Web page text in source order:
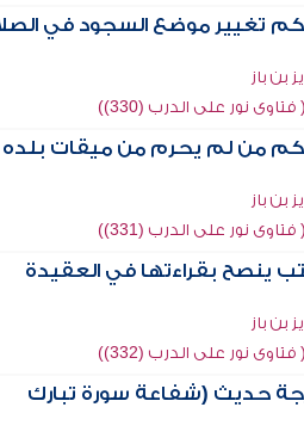
تغيير موضع السجود في
بن باز
نور على الدرب (330))
من لم يحرم من ميقات بلده
بن باز
نور على الدرب (331))
ينصح بقراءتها في العقيدة
بن باز
نور على الدرب (332))
حديث (شفاعة سورة تبارك